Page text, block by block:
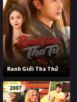
Ranh Giới Tha Thứ
2007